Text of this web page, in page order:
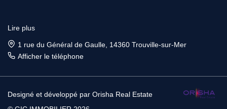
Lire plus
1 rue du Général de Gaulle, 14360 Trouville-sur-Mer
Afficher le téléphone